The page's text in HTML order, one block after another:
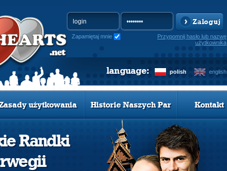
Zaloguj
Zapamiętaj mnie
Przypomnij hasło lub nazwę
użytkownika
polish english
language:
użytkowania Historie Naszych Par Kontakt
Randki